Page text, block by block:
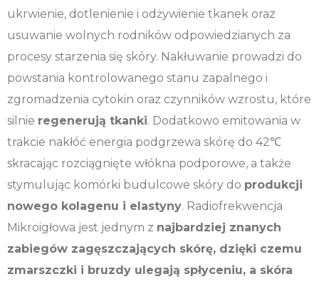
ukrwienie, dotlenienie i odżywienie tkanek oraz
usuwanie wolnych rodników odpowiedzianych za
procesy starzenia się skóry. Nakłuwanie prowadzi do
powstania kontrolowanego stanu zapalnego i
zgromadzenia cytokin oraz czynników wzrostu, które
silnie regenerują tkanki. Dodatkowo emitowania w
trakcie nakłóć energia podgrzewa skórę do 42℃
skracając rozciągnięte włókna podporowe, a także
stymulując komórki budulcowe skóry do produkcji
nowego kolagenu i elastyny. Radiofrekwencja
Mikroigłowa jest jednym z najbardziej znanych
zabiegów zagęszczających skórę, dzięki czemu
zmarszczki i bruzdy ulegają spłyceniu, a skóra